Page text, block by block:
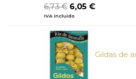
Valorado
con
de
5
6,73€ El
precio
era:
6,73 €.
6,05 €El
IVA incluido
Gildas de